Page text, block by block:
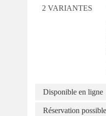
2 VARIANTES
Disponible en ligne
Réservation possible